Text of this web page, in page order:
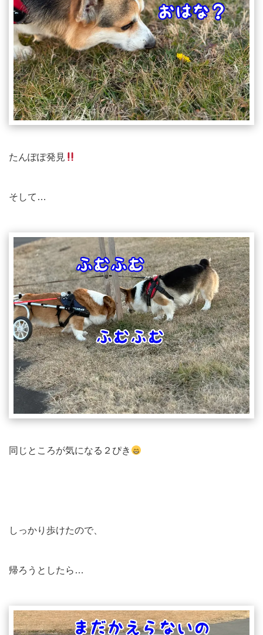
たんぽぽ発見
そして…
同じところが気になる２ぴき
しっかり歩けたので、
帰ろうとしたら…